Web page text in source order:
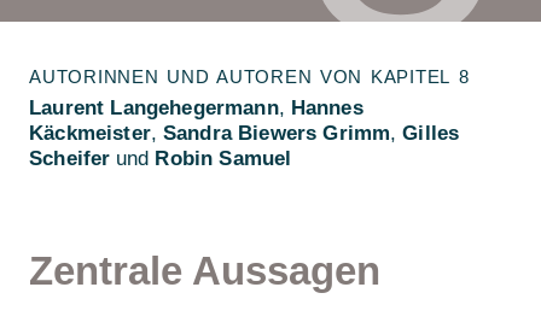
AUTORINNEN UND AUTOREN VON KAPITEL 8
Laurent Langehegermann, Hannes
Käckmeister, Sandra Biewers Grimm,Gilles
Scheifer und Robin Samuel
Zentrale Aussagen